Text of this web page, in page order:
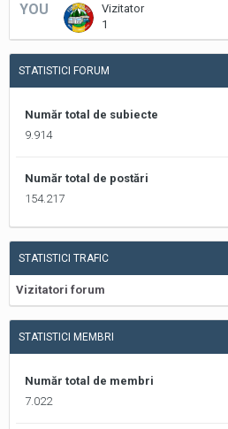
YOU
Vizitator
1
STATISTICI FORUM
Număr total de subiecte
9.914
Număr total de postări
154.217
STATISTICI TRAFIC
Vizitatori forum
STATISTICI MEMBRI
Număr total de membri
7.022